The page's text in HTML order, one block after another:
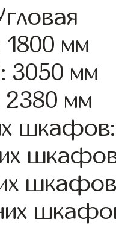
1800 мм
3050 мм
2380 мм